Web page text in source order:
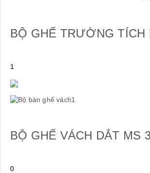
BỘ GHẾ TRƯỜNG TÍCH
1
BỘ GHẾ VÁCH DẮT MS
0